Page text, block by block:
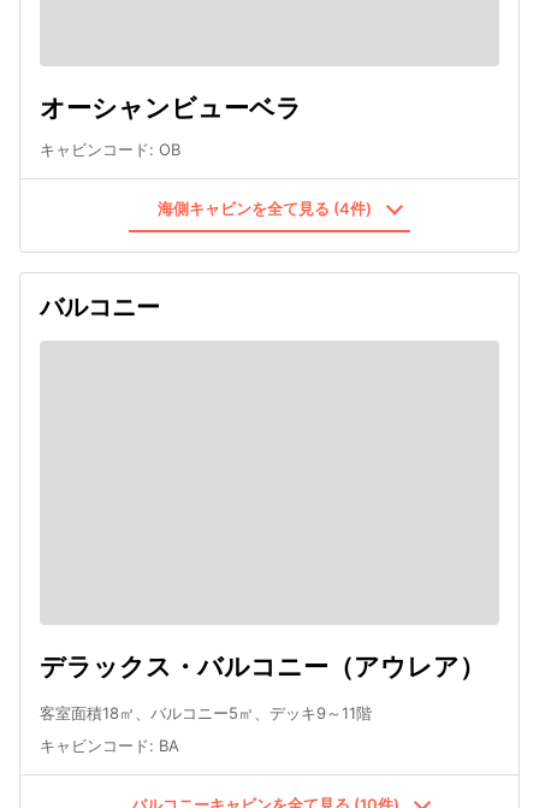
オーシャンビューベラ
キャビンコード: OB
海側キャビンを全て見る (4件)
バルコニー
デラックス・バルコニー（アウレア）
客室面積18㎡、バルコニー5㎡、デッキ9～11階
キャビンコード: BA